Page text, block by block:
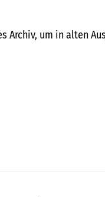
Archiv, um in alten